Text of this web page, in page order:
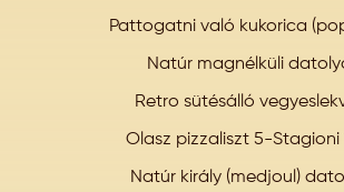
Pattogatni való kukorica
Natúr magnélküli
Retro sütésálló
Olasz pizzaliszt 5-Stagioni
Natúr király (medjoul)